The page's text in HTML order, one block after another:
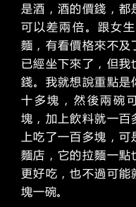
是酒，酒的價錢，都
可以差兩倍。跟女
麵，有看價格來不及
已經坐下來了，但我
錢。我就想說重點是
十多塊，然後兩碗
塊，加上飲料就一百
上吃了一百多塊，可
麵店，它的拉麵一點
更好吃，也不過可能
塊一碗。